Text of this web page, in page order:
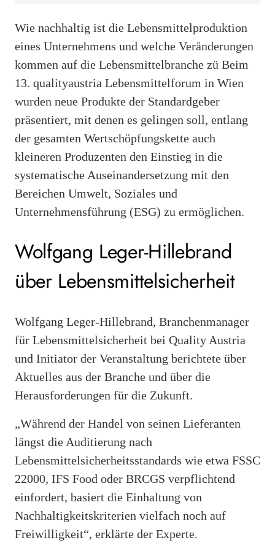
Wie nachhaltig ist die Lebensmittelproduktion
eines Unternehmens und welche Veränderungen
kommen auf die Lebensmittelbranche zü Beim
13. qualityaustria Lebensmittelforum in Wien
wurden neue Produkte der Standardgeber
präsentiert, mit denen es gelingen soll, entlang
der gesamten Wertschöpfungskette auch
kleineren Produzenten den Einstieg in die
systematische Auseinandersetzung mit den
Bereichen Umwelt, Soziales und
Unternehmensführung (ESG) zu ermöglichen.
Wolfgang Leger-Hillebrand
über Lebensmittelsicherheit
Wolfgang Leger-Hillebrand, Branchenmanager
für Lebensmittelsicherheit bei Quality Austria
und Initiator der Veranstaltung berichtete über
Aktuelles aus der Branche und über die
Herausforderungen für die Zukunft.
„Während der Handel von seinen Lieferanten
längst die Auditierung nach
Lebensmittelsicherheitsstandards wie etwa FSSC
22000, IFS Food oder BRCGS verpflichtend
einfordert, basiert die Einhaltung von
Nachhaltigkeitskriterien vielfach noch auf
Freiwilligkeit“, erklärte der Experte.